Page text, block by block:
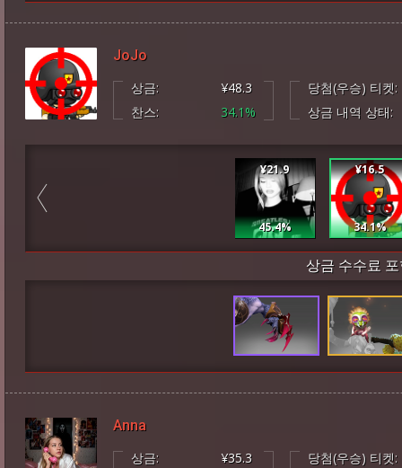
JoJo
상금:
¥48.3
찬스:
34.1%
당첨(우승) 티켓:
상금 내역 상태:
¥21.9
45.4%
¥16.5
34.1%
상금 수수료
Anna
상금:
¥35.3
당첨(우승) 티켓: